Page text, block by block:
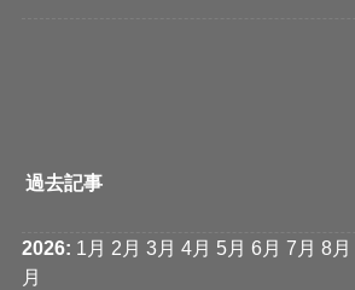
過去記事
2026: 1月 2月 3月 4月 5月 6月 7月 8月
月